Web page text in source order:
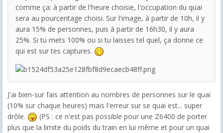
comme ça: à partir de l'heure choisie, l'occupation du quai
sera au pourcentage choisi. Sur l'image, à partir de 10h, il y
aura 15% de personnes, puis à partir de 16h30, il y aura
25%. Si tu mets 100% ou si tu laisses tel quel, ça donne ce
qui est sur tes captures.
J'ai bien-sur fais attention au nombres de personnes sur le quai
(10% sur chaque heures) mais l'erreur sur se quai est... super
drôle.
(PS : ce n'est pas possible pour une Z6400 de porter
plus que la limite du poids du train en lui même et pour un quai